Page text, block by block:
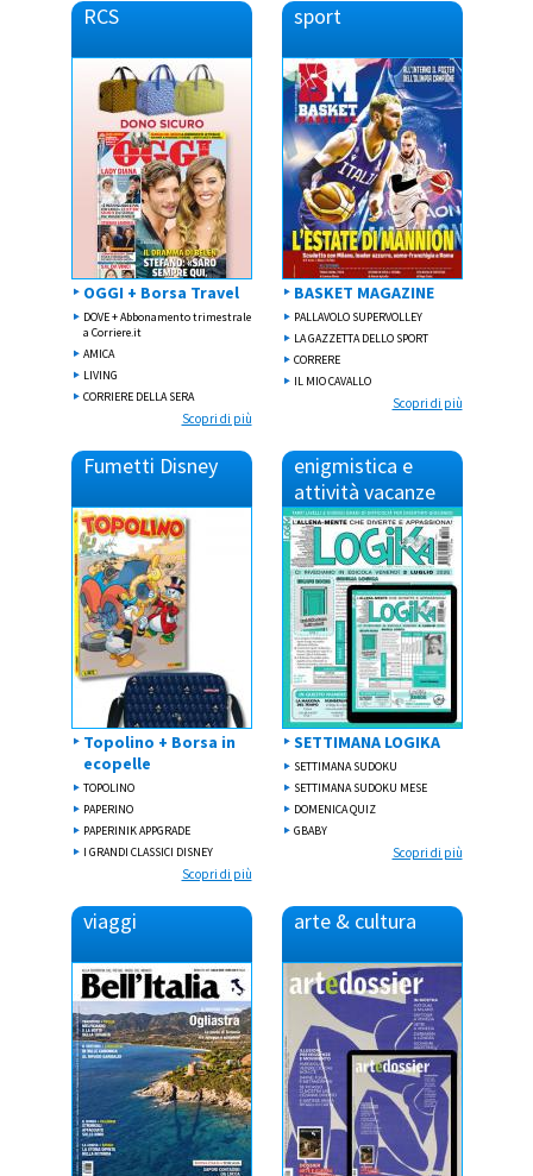
RCS
OGGI + Borsa Travel
DOVE + Abbonamento trimestrale
a Corriere.it
AMICA
LIVING
CORRIERE DELLA SERA
Scopri di più
sport
BASKET MAGAZINE
PALLAVOLO SUPERVOLLEY
LA GAZZETTA DELLO SPORT
CORRERE
IL MIO CAVALLO
Scopri di più
Fumetti Disney
Topolino + Borsa in
ecopelle
TOPOLINO
PAPERINO
PAPERINIK APPGRADE
I GRANDI CLASSICI DISNEY
Scopri di più
enigmistica e
attività vacanze
SETTIMANA LOGIKA
SETTIMANA SUDOKU
SETTIMANA SUDOKU MESE
DOMENICA QUIZ
GBABY
Scopri di più
viaggi arte & cultura